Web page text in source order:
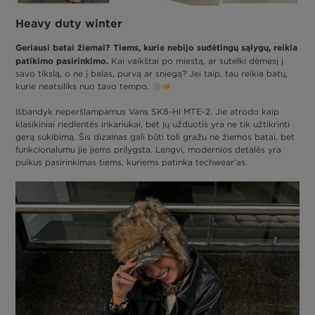
Heavy duty winter
Geriausi batai žiemai? Tiems, kurie nebijo sudėtingų sąlygų, reikia
patikimo pasirinkimo. Kai vaikštai po miestą, ar sutelki dėmesį į
savo tikslą, o ne į balas, purvą ar sniegą? Jei taip, tau reikia batų,
kurie neatsiliks nuo tavo tempo.
Išbandyk neperšlampamus Vans SK8-HI MTE-2. Jie atrodo kaip
klasikiniai riedlentės inkariukai, bet jų užduotis yra ne tik užtikrinti
gerą sukibimą. Šis dizainas gali būti toli gražu ne žiemos batai, bet
funkcionalumu jie jiems prilygsta. Lengvi, modernios detalės yra
puikus pasirinkimas tiems, kuriems patinka techwear‘as.